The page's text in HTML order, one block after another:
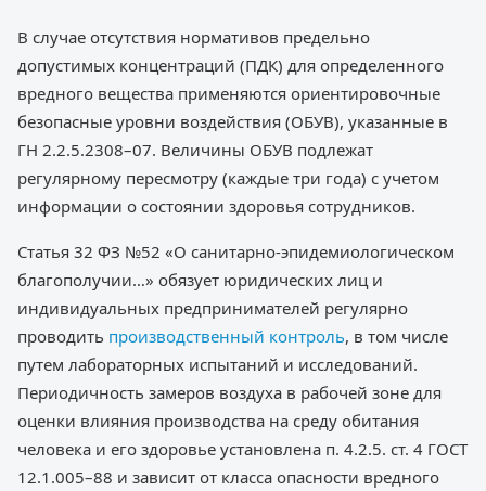
В случае отсутствия нормативов предельно
допустимых концентраций (ПДК) для определенного
вредного вещества применяются ориентировочные
безопасные уровни воздействия (ОБУВ), указанные в
ГН 2.2.5.2308–07. Величины ОБУВ подлежат
регулярному пересмотру (каждые три года) с учетом
информации о состоянии здоровья сотрудников.
Статья 32 ФЗ №52 «О санитарно-эпидемиологическом
благополучии…» обязует юридических лиц и
индивидуальных предпринимателей регулярно
проводить производственный контроль, в том числе
путем лабораторных испытаний и исследований.
Периодичность замеров воздуха в рабочей зоне для
оценки влияния производства на среду обитания
человека и его здоровье установлена п. 4.2.5. ст. 4 ГОСТ
12.1.005–88 и зависит от класса опасности вредного